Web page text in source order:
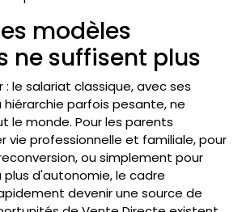
modèles
ne suffisent plus
le salariat classique, avec ses
parfois pesante, ne
le monde. Pour les parents
vie professionnelle et familiale, pour
ou simplement pour
plus d'autonomie, le cadre
devenir une source de